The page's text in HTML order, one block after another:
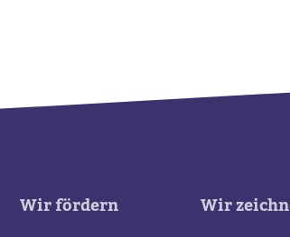
Wir fördern Wir